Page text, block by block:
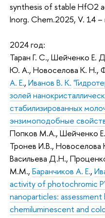
synthesis of stable HfO2
Inorg. Chem.2025, V. 14 –
2024 год:
Таран Г. С., Шейченко Е.
Ю. А., Новоселова К. Н.,
А. Е., Иванов В. К.
золей
стабилизированных
энзимоподобные
Попков М.А., Шейченко
Тронев И.В., Новоселова
Васильева Д.Н.,
М.М., Баранчиков А. Е.,
activity of photochromic
nanoparticles:
chemiluminescent and